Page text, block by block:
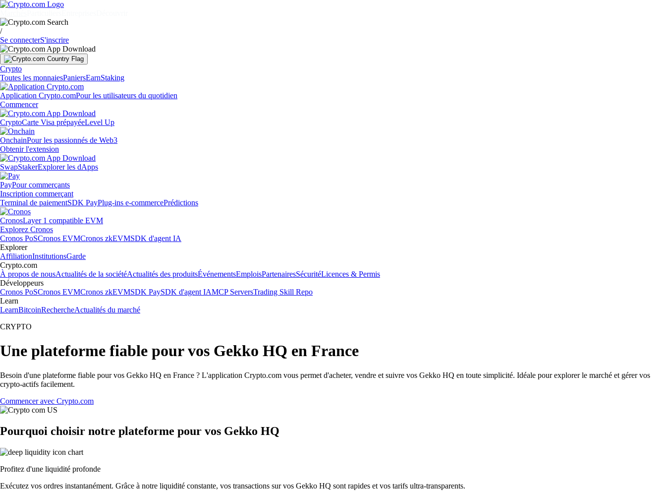
/
Se connecterS'inscrire
Crypto
Toutes les monnaiesPaniersEarnStaking
Application Crypto.comPour les utilisateurs du quotidien
Commencer
CryptoCarte Visa prépayéeLevel Up
OnchainPour les passionnés de Web3
Obtenir l'extension
SwapStakerExplorer les dApps
PayPour commerçants
Inscription commerçant
Terminal de paiementSDK PayPlug-ins e-commercePrédictions
CronosLayer 1 compatible EVM
Explorez Cronos
Cronos PoSCronos EVMCronos zkEVMSDK d'agent IA
Explorer
AffiliationInstitutionsGarde
Crypto.com
À propos de nousActualités de la sociétéActualités des produitsÉvénementsEmploisPartenairesSécuritéLicences & Permis
Développeurs
Cronos PoSCronos EVMCronos zkEVMSDK PaySDK d'agent IAMCP ServersTrading Skill Repo
Learn
LearnBitcoinRechercheActualités du marché
CRYPTO
Une plateforme fiable pour vos Gekko HQ en France
Besoin d'une plateforme fiable pour vos Gekko HQ en France ? L'application Crypto.com vous permet d'acheter, vendre et suivre vos Gekko HQ en toute simplicité. Idéale pour explorer le marché et gérer vos
crypto-actifs facilement.
Commencer avec Crypto.com
Pourquoi choisir notre plateforme pour vos Gekko HQ
Profitez d'une liquidité profonde
Exécutez vos ordres instantanément. Grâce à notre liquidité constante, vos transactions sur vos Gekko HQ sont rapides et vos tarifs ultra-transparents.